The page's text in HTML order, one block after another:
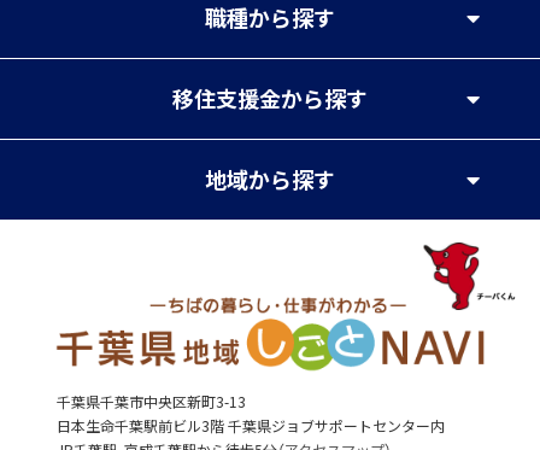
職種から探す
移住支援金から探す
地域から探す
千葉県千葉市中央区新町3-13
日本生命千葉駅前ビル3階 千葉県ジョブサポートセンター内